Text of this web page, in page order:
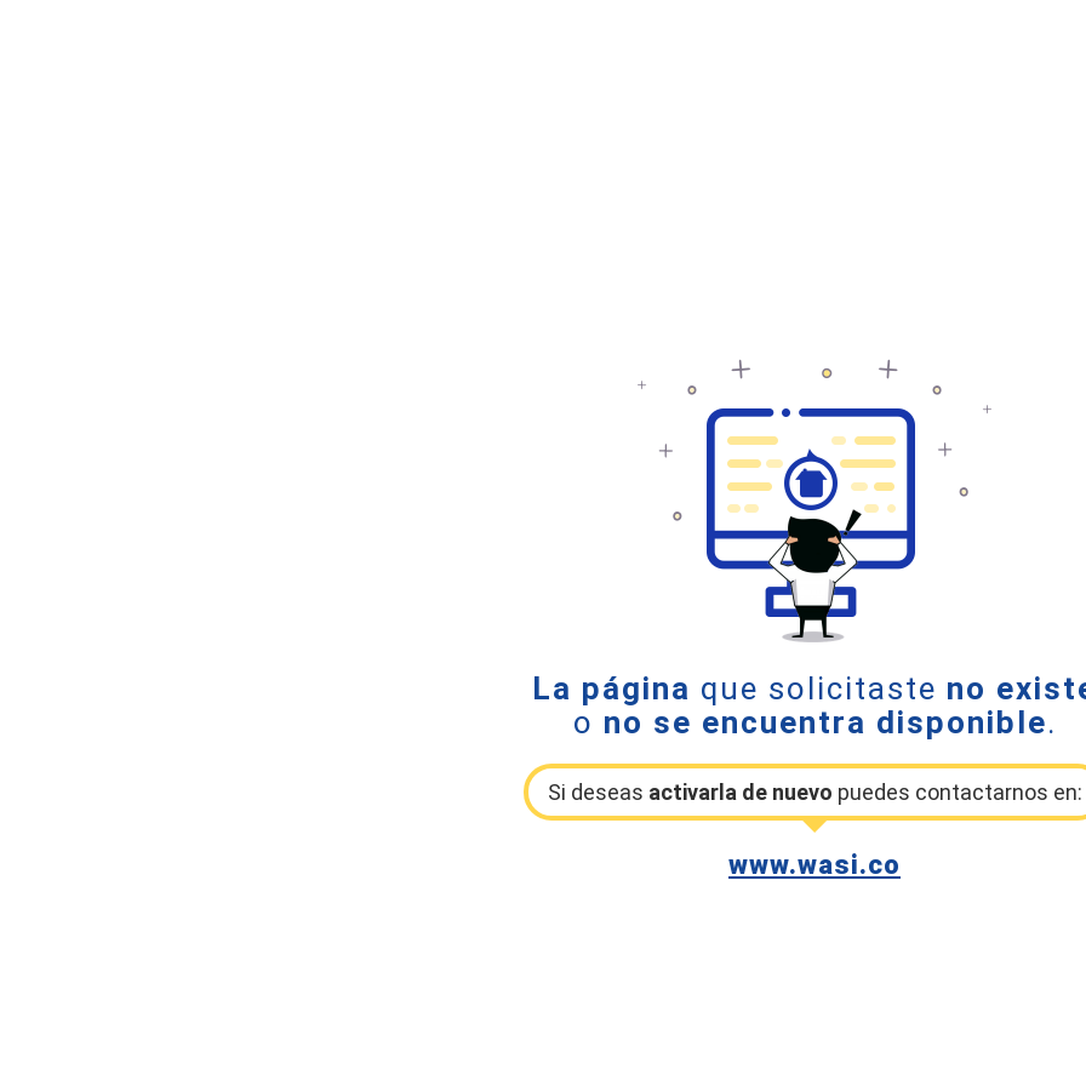
La página que solicitaste no
o no se encuentra disponible.
Si deseas activarla de nuevo puedes contactarnos en:
www.wasi.co